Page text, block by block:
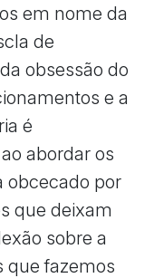
em nome da
de
obsessão do
e a
é
abordar os
obcecado por
que deixam
sobre a
que fazemos